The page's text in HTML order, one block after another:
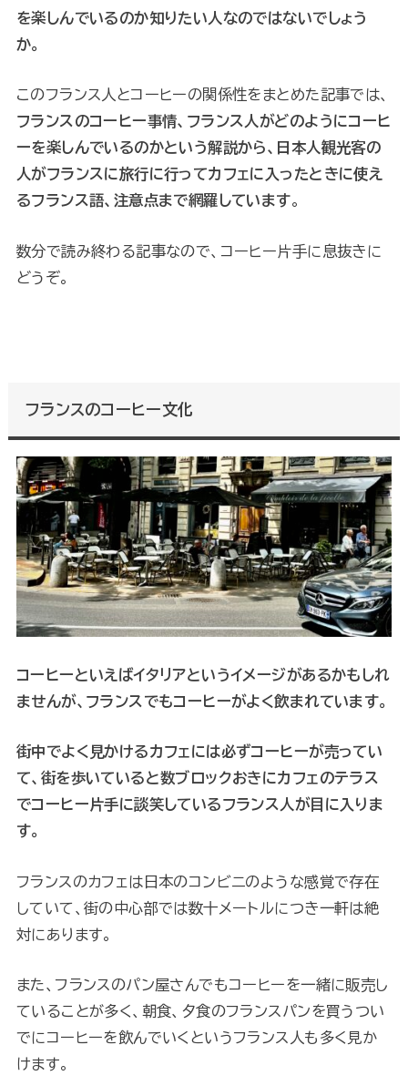
を楽しんでいるのか知りたい人なのではないでしょう
か。
このフランス人とコーヒーの関係性をまとめた記事では、
フランスのコーヒー事情、フランス人がどのようにコーヒ
ーを楽しんでいるのかという解説から、日本人観光客の
人がフランスに旅行に行ってカフェに入ったときに使え
るフランス語、注意点まで網羅しています。
数分で読み終わる記事なので、コーヒー片手に息抜きに
どうぞ。
フランスのコーヒー文化
コーヒーといえばイタリアというイメージがあるかもしれ
ませんが、フランスでもコーヒーがよく飲まれています。
街中でよく見かけるカフェには必ずコーヒーが売ってい
て、街を歩いていると数ブロックおきにカフェのテラス
でコーヒー片手に談笑しているフランス人が目に入りま
す。
フランスのカフェは日本のコンビニのような感覚で存在
していて、街の中心部では数十メートルにつき一軒は絶
対にあります。
また、フランスのパン屋さんでもコーヒーを一緒に販売し
ていることが多く、朝食、夕食のフランスパンを買うつい
でにコーヒーを飲んでいくというフランス人も多く見か
けます。